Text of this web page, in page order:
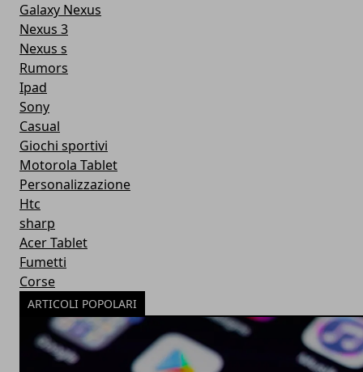
Galaxy Nexus
Nexus 3
Nexus s
Rumors
Ipad
Sony
Casual
Giochi sportivi
Motorola Tablet
Personalizzazione
Htc
sharp
Acer Tablet
Fumetti
Corse
ARTICOLI POPOLARI